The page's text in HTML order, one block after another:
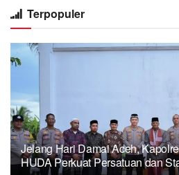
Terpopuler
Jelang Hari Damai Aceh,
HUDA Perkuat Persatuan dan